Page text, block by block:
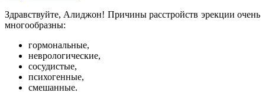
Здравствуйте, Алиджон! Причины расстройств эрекции очень
многообразны:
гормональные,
неврологические,
сосудистые,
психогенные,
смешанные.